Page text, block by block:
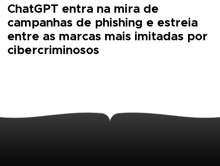
ChatGPT entra na mira de
campanhas de phishing e estreia
entre as marcas mais imitadas por
cibercriminosos